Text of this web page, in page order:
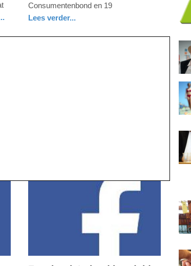
04-
Consumentenbond en 19
Lees verder...
holland